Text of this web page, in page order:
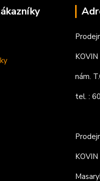
KOVIN
nám.
tel. :
KOVIN